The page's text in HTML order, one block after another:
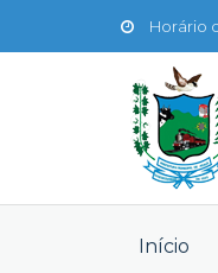
Horário
Início